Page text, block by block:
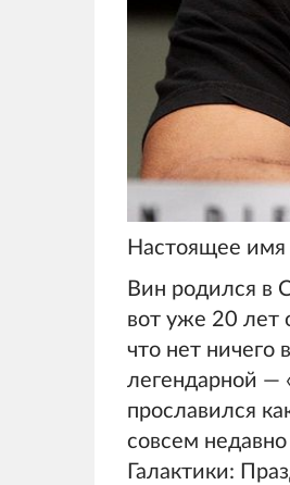
Настоящее
Вин родился в
вот уже 20 лет
что нет ничего
легендарной —
прославился
совсем
Галактики: